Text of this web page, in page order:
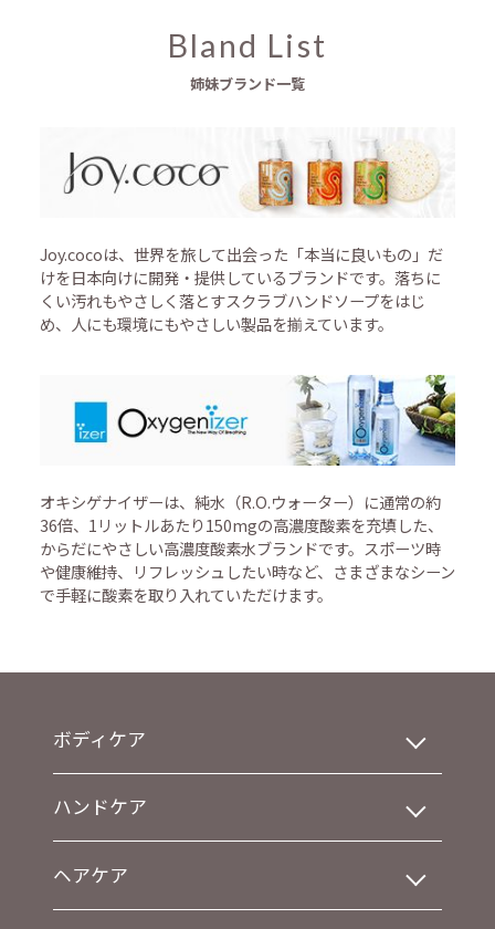
Bland List
姉妹ブランド一覧
Joy.cocoは、世界を旅して出会った「本当に良いもの」だ
けを日本向けに開発・提供しているブランドです。落ちに
くい汚れもやさしく落とすスクラブハンドソープをはじ
め、人にも環境にもやさしい製品を揃えています。
オキシゲナイザーは、純水（R.O.ウォーター）に通常の約
36倍、1リットルあたり150mgの高濃度酸素を充填した、
からだにやさしい高濃度酸素水ブランドです。スポーツ時
や健康維持、リフレッシュしたい時など、さまざまなシーン
で手軽に酸素を取り入れていただけます。
ボディケア
ハンドケア
ヘアケア